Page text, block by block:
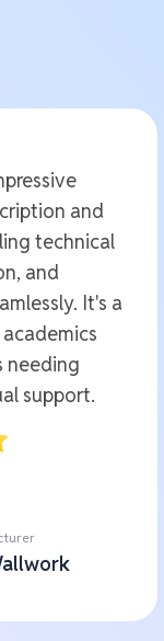
and
technical
and
It's a
needing
support.